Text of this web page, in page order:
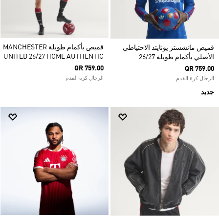
قميص مانشستر يونايتد الاحتياطي
الأصلي بأكمام طويلة 26/27
QR 759.00
الرجال كرة القدم
جديد
قميص بأكمام طويلة MANCHESTER
UNITED 26/27 HOME AUTHENTIC
QR 759.00
الرجال كرة القدم